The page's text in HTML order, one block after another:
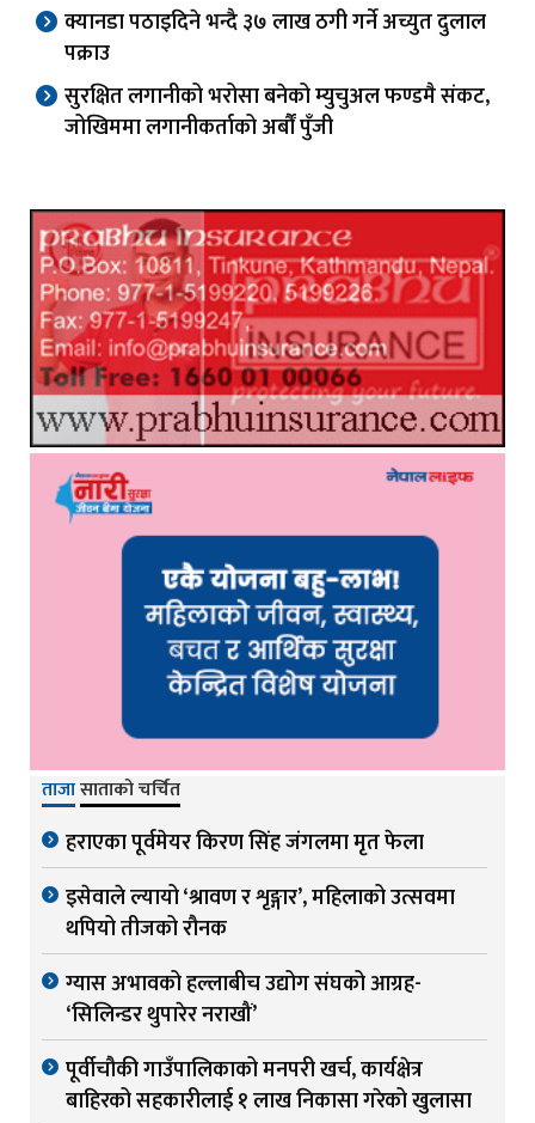
क्यानडा पठाइदिने भन्दै ३७ लाख ठगी गर्ने अच्युत दुलाल
पक्राउ
सुरक्षित लगानीको भरोसा बनेको म्युचुअल फण्डमै संकट,
जोखिममा लगानीकर्ताको अर्बौं पुँजी
ताजासाताको चर्चित
हराएका पूर्वमेयर किरण सिंह जंगलमा मृत फेला
इसेवाले ल्यायो ‘श्रावण र शृङ्गार’, महिलाको उत्सवमा
थपियो तीजको रौनक
ग्यास अभावको हल्लाबीच उद्योग संघको आग्रह-
‘सिलिन्डर थुपारेर नराखौं’
पूर्वीचौकी गाउँपालिकाको मनपरी खर्च, कार्यक्षेत्र
बाहिरको सहकारीलाई १ लाख निकासा गरेको खुलासा